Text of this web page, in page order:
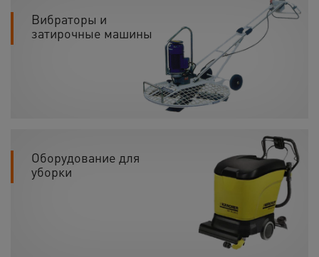
Вибраторы и
затирочные машины
Оборудование для
уборки